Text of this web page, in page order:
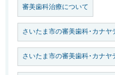
審美歯科治療について
さいたま市の審美歯科･カナ
さいたま市の審美歯科･カナ